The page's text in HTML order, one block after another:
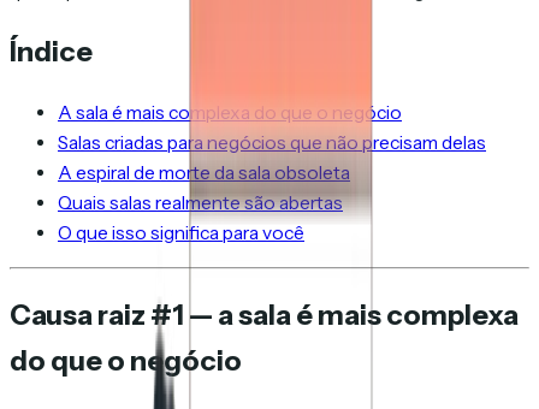
Índice
A sala é mais complexa do que o negócio
Salas criadas para negócios que não precisam delas
A espiral de morte da sala obsoleta
Quais salas realmente são abertas
O que isso significa para você
Causa raiz #1 — a sala é mais complexa
do que o negócio